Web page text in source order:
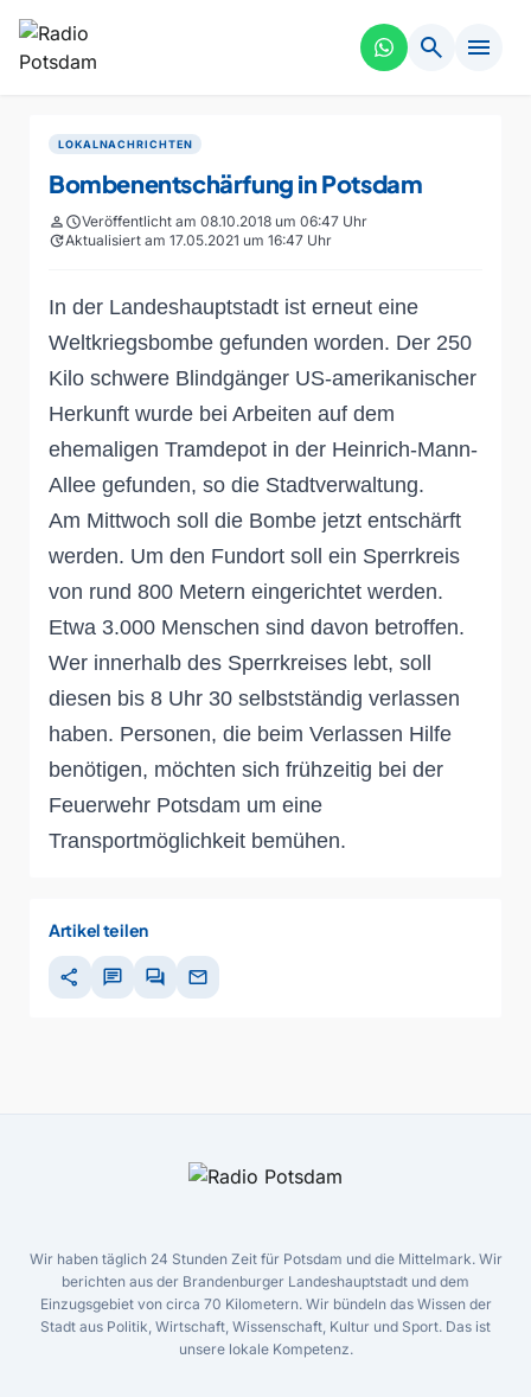
search menu
LOKALNACHRICHTEN
Bombenentschärfung in Potsdam
personscheduleVeröffentlicht am 08.10.2018 um 06:47 Uhr
updateAktualisiert am 17.05.2021 um 16:47 Uhr
In der Landeshauptstadt ist erneut eine
Weltkriegsbombe gefunden worden. Der 250
Kilo schwere Blindgänger US-amerikanischer
Herkunft wurde bei Arbeiten auf dem
ehemaligen Tramdepot in der Heinrich-Mann-
Allee gefunden, so die Stadtverwaltung.
Am Mittwoch soll die Bombe jetzt entschärft
werden. Um den Fundort soll ein Sperrkreis
von rund 800 Metern eingerichtet werden.
Etwa 3.000 Menschen sind davon betroffen.
Wer innerhalb des Sperrkreises lebt, soll
diesen bis 8 Uhr 30 selbstständig verlassen
haben. Personen, die beim Verlassen Hilfe
benötigen, möchten sich frühzeitig bei der
Feuerwehr Potsdam um eine
Transportmöglichkeit bemühen.
Artikel teilen
share chat forum mail
Wir haben täglich 24 Stunden Zeit für Potsdam und die Mittelmark. Wir
berichten aus der Brandenburger Landeshauptstadt und dem
Einzugsgebiet von circa 70 Kilometern. Wir bündeln das Wissen der
Stadt aus Politik, Wirtschaft, Wissenschaft, Kultur und Sport. Das ist
unsere lokale Kompetenz.